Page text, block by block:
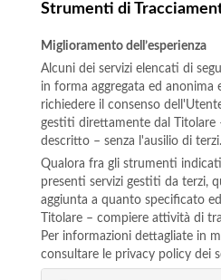
Strumenti di
Miglioramento dell’esperienza
Alcuni dei servizi elencati di
in forma aggregata ed anonima
richiedere il consenso
gestiti direttamente dal Titolare
descritto – senza l'ausilio di terzi.
Qualora fra gli strumenti
presenti servizi gestiti da terzi,
aggiunta a quanto specificato
Titolare – compiere attività di
Per informazioni dettagliate in
consultare le privacy policy dei